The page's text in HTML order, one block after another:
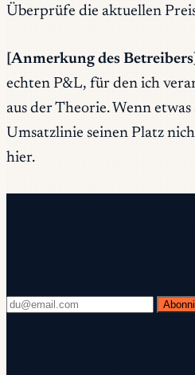
Überprüfe die aktuellen
[Anmerkung des Betreibers]
echten P&L, für den ich
aus der Theorie. Wenn
Umsatzlinie seinen Platz
hier.